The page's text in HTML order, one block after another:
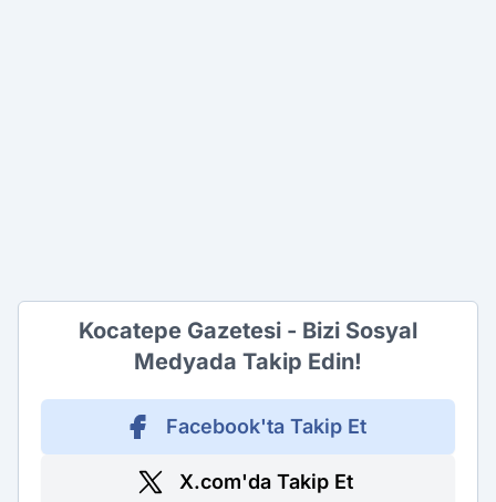
Kocatepe Gazetesi - Bizi Sosyal
Medyada Takip Edin!
Facebook'ta Takip Et
X.com'da Takip Et